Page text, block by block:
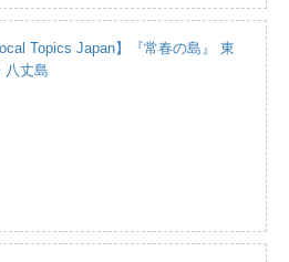
Topics Japan】『常春の島』 東
八丈島